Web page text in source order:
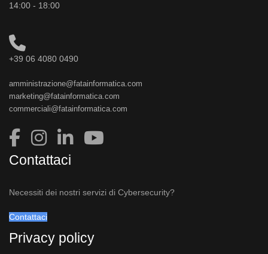
14:00 - 18:00
+39 06 4080 0490
amministrazione@fatainformatica.com
marketing@fatainformatica.com
commerciali@fatainformatica.com
Contattaci
Necessiti dei nostri servizi di Cybersecurity?
Contattaci
Privacy policy